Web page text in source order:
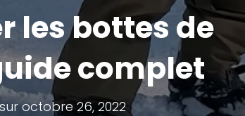
les bottes de
complet
suroctobre 26, 2022